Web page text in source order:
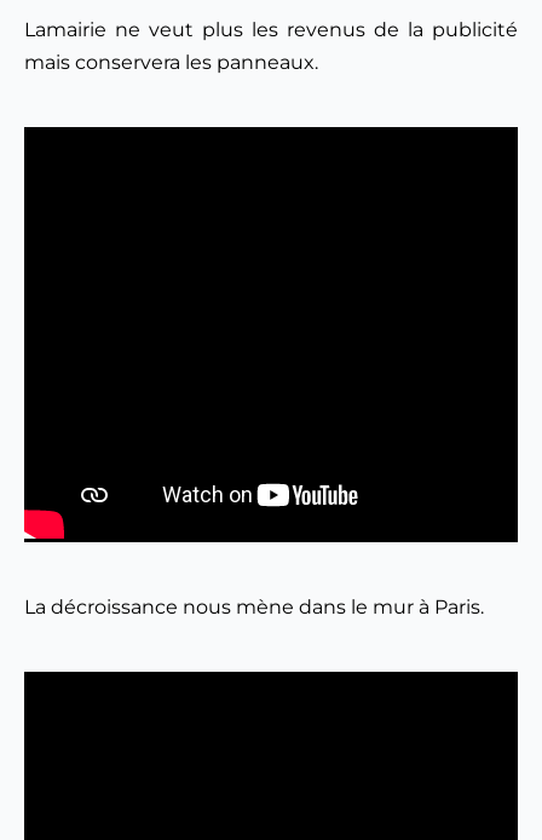
Lamairie ne veut plus les revenus de la publicité
mais conservera les panneaux.
La décroissance nous mène dans le mur à Paris.